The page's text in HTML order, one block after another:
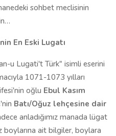
sohbet meclisinin
En Eski Lugatı
u Lugati't Türk" isimli eserini
1071-1073 yılları
oğlu Ebul Kasım
Batı/Oğuz lehçesine dair
anladığımız manada lügat
boylarına ait bilgiler, boylara